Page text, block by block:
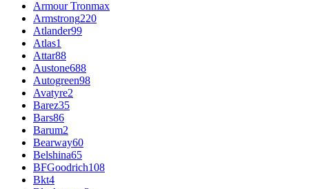
Armour Tronmax
Armstrong220
Atlander99
Atlas1
Attar88
Austone688
Autogreen98
Avatyre2
Barez35
Bars86
Barum2
Bearway60
Belshina65
BFGoodrich108
Bkt4